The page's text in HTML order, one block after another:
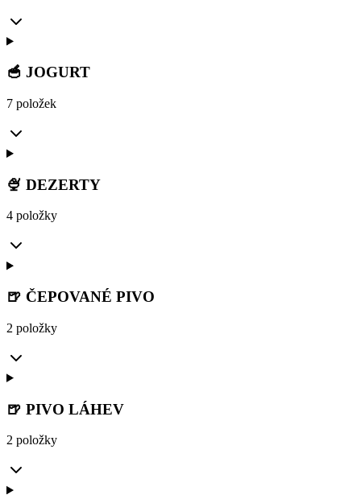
🥣 JOGURT
7 položek
🍨 DEZERTY
4 položky
🍺 ČEPOVANÉ PIVO
2 položky
🍺 PIVO LÁHEV
2 položky